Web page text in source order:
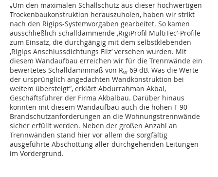
„Um den maximalen Schallschutz aus dieser hochwertigen
Trockenbaukonstruktion herauszuholen, haben wir strikt
nach den Rigips-Systemvorgaben gearbeitet. So kamen
ausschließlich schalldämmende ,RigiProfil MultiTec’-Profile
zum Einsatz, die durchgängig mit dem selbstklebenden
,Rigips Anschlussdichtungs Filz’ versehen wurden. Mit
diesem Wandaufbau erreichen wir für die Trennwände ein
bewertetes Schalldämmmaß von Rw 69 dB. Was die Werte
der ursprünglich angedachten Wandkonstruktion bei
weitem übersteigt“, erklärt Abdurrahman Akbal,
Geschäftsführer der Firma Akbalbau. Darüber hinaus
konnten mit diesem Wandaufbau auch die hohen F 90-
Brandschutz­anforderungen an die Wohnungstrennwände
sicher erfüllt werden. Neben der großen Anzahl an
Trennwänden stand hier vor allem die sorgfältig
ausgeführte Abschottung aller durchgehenden Leitungen
im Vordergrund.